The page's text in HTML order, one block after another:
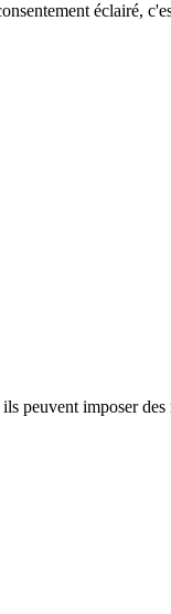
éclairé,
peuvent imposer des